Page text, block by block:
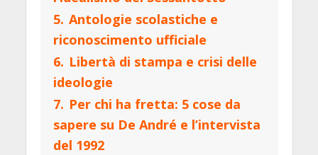
5. Antologie scolastiche e
riconoscimento ufficiale
6. Libertà di stampa e crisi delle
ideologie
7. Per chi ha fretta: 5 cose da
sapere su De André e l’intervista
del 1992